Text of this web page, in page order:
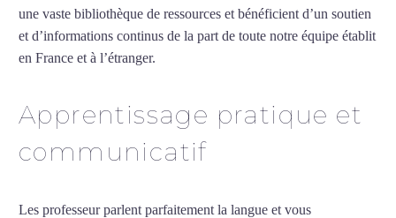
une vaste bibliothèque de ressources et bénéficient d’un soutien
et d’informations continus de la part de toute notre équipe établit
en France et à l’étranger.
Apprentissage pratique et
communicatif
Les professeur parlent parfaitement la langue et vous